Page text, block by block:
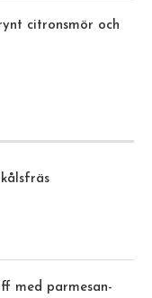
citronsmör och
med parmesan-